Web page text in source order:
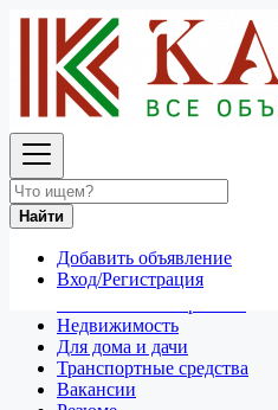
Найти
Добавить объявление
Вход/Регистрация
Резюме
Все объявления в 50 км
Разное
Личные вещи
Недвижимость
Для дома и дачи
Транспортные средства
Вакансии